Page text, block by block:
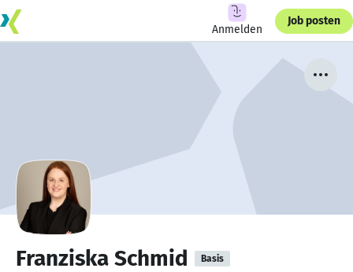
Anmelden
Job posten
Franziska Schmid Basis